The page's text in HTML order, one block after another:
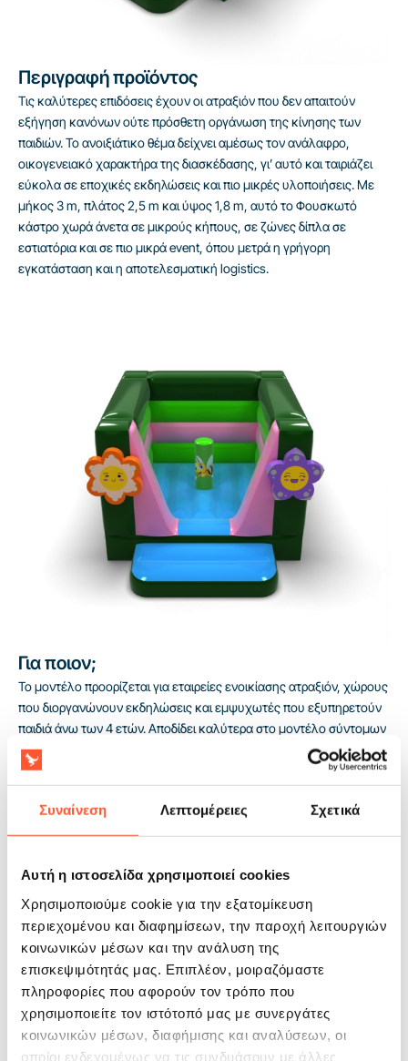
Συναίνεση Λεπτομέρειες Σχετικά
Αυτή η ιστοσελίδα χρησιμοποιεί cookies
Χρησιμοποιούμε cookie για την εξατομίκευση
περιεχομένου και διαφημίσεων, την παροχή λειτουργιών
κοινωνικών μέσων και την ανάλυση της
επισκεψιμότητάς μας. Επιπλέον, μοιραζόμαστε
πληροφορίες που αφορούν τον τρόπο που
χρησιμοποιείτε τον ιστότοπό μας με συνεργάτες
κοινωνικών μέσων, διαφήμισης και αναλύσεων, οι
οποίοι ενδεχομένως να τις συνδυάσουν με άλλες
Περιγραφή προϊόντος
Τις καλύτερες επιδόσεις έχουν οι ατραξιόν που δεν απαιτούν
εξήγηση κανόνων ούτε πρόσθετη οργάνωση της κίνησης των
παιδιών. Το ανοιξιάτικο θέμα δείχνει αμέσως τον ανάλαφρο,
οικογενειακό χαρακτήρα της διασκέδασης, γι’ αυτό και ταιριάζει
εύκολα σε εποχικές εκδηλώσεις και πιο μικρές υλοποιήσεις. Με
μήκος 3 m, πλάτος 2,5 m και ύψος 1,8 m, αυτό το Φουσκωτό
κάστρο χωρά άνετα σε μικρούς κήπους, σε ζώνες δίπλα σε
εστιατόρια και σε πιο μικρά event, όπου μετρά η γρήγορη
εγκατάσταση και η αποτελεσματική logistics.
Για ποιον;
Το μοντέλο προορίζεται για εταιρείες ενοικίασης ατραξιόν, χώρους
που διοργανώνουν εκδηλώσεις και εμψυχωτές που εξυπηρετούν
παιδιά άνω των 4 ετών. Αποδίδει καλύτερα στο μοντέλο σύντομων
ιδιωτικών ενοικιάσεων και τοπικών εκδηλώσεων, όπου η απλή
διάταξη παιχνιδιού βοηθά να διατηρείται ομαλή η χρήση χωρίς
πρόσθετη υποστήριξη της ατραξιόν. Η συμμόρφωση με το πρότυπο
EN14960 ενισχύει την αξιοπιστία της προσφοράς στη συνεργασία
με ιδρύματα και εμπορικούς διοργανωτές, ενώ η εγγύηση 2 ετών
λειτουργία.